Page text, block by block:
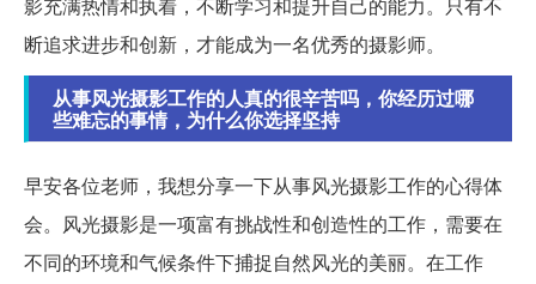
断追求进步和创新，才能成为一名优秀的摄影师。
从事风光摄影工作的人真的很辛苦吗，你经历过哪
些难忘的事情，为什么你选择坚持
早安各位老师，我想分享一下从事风光摄影工作的心得体
会。风光摄影是一项富有挑战性和创造性的工作，需要在
不同的环境和气候条件下捕捉自然风光的美丽。在工作